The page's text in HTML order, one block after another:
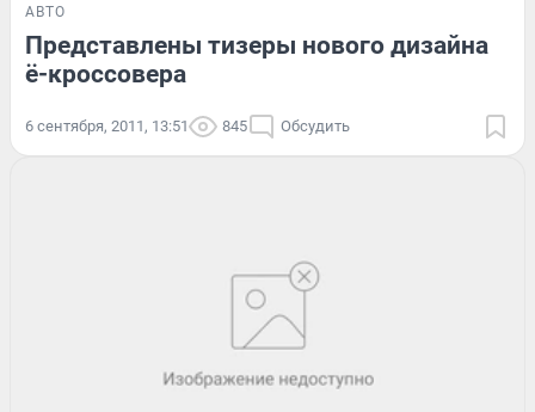
АВТО
Представлены тизеры нового дизайна
ё-кроссовера
6 сентября, 2011, 13:51 845 Обсудить